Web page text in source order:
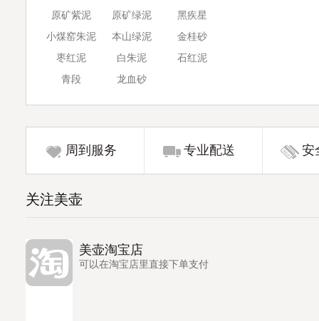
原矿紫泥
原矿绿泥
黑疾星
小煤窑朱泥
本山绿泥
金桂砂
枣红泥
白朱泥
石红泥
青段
龙血砂
周到服务 专业配送 安
关注美壶
美壶淘宝店
可以在淘宝店里直接下单支付